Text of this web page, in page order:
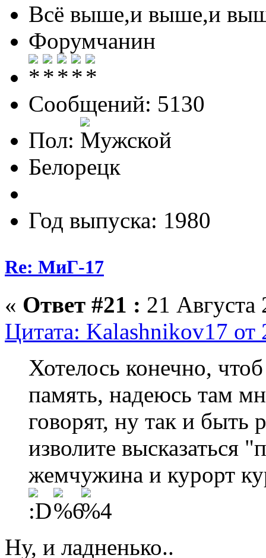
Всё выше,и выше,и
Форумчанин
Сообщений: 5130
Пол:
Белорецк
Год выпуска: 1980
Re: МиГ-17
« Ответ #21 : 21 Августа
Цитата: Kalashnikov17 от
Хотелось конечно,
память, надеюсь там
говорят, ну так и быть
изволите высказаться
жемчужина и курорт
Ну, и ладненько..